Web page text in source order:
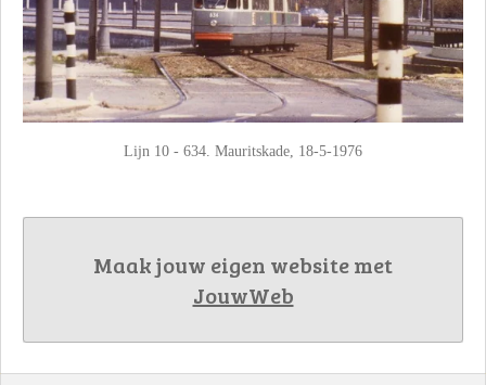
Lijn 10 - 634. Mauritskade, 18-5-1976
Maak jouw eigen website met
JouwWeb